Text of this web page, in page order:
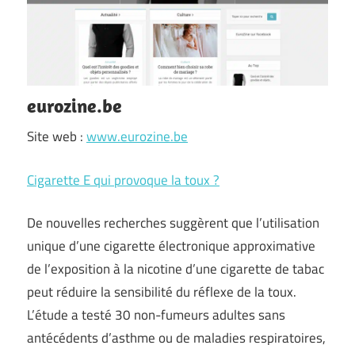
eurozine.be
Site web :www.eurozine.be
Cigarette E qui provoque la toux ?
De nouvelles recherches suggèrent que l’utilisation
unique d’une cigarette électronique approximative
de l’exposition à la nicotine d’une cigarette de tabac
peut réduire la sensibilité du réflexe de la toux.
L’étude a testé 30 non-fumeurs adultes sans
antécédents d’asthme ou de maladies respiratoires,